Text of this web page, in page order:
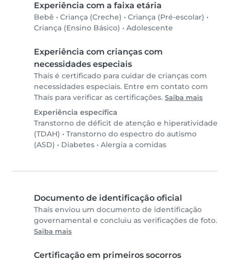
Experiência com a faixa etária
Bebê • Criança (Creche) • Criança (Pré-escolar) •
Criança (Ensino Básico) • Adolescente
Experiência com crianças com
necessidades especiais
Thaís é certificado para cuidar de crianças com
necessidades especiais. Entre em contato com
Thaís para verificar as certificações. Saiba mais
Experiência específica
Transtorno de déficit de atenção e hiperatividade
(TDAH) • Transtorno do espectro do autismo
(ASD) • Diabetes • Alergia a comidas
Documento de identificação oficial
Thaís enviou um documento de identificação
governamental e concluiu as verificações de foto.
Saiba mais
Certificação em primeiros socorros